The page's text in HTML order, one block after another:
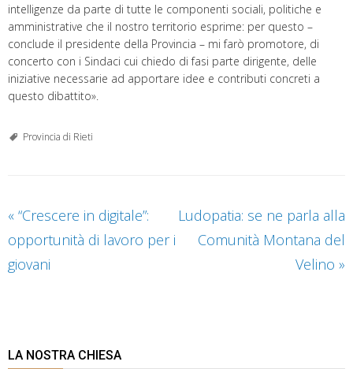
intelligenze da parte di tutte le componenti sociali, politiche e
amministrative che il nostro territorio esprime: per questo –
conclude il presidente della Provincia – mi farò promotore, di
concerto con i Sindaci cui chiedo di fasi parte dirigente, delle
iniziative necessarie ad apportare idee e contributi concreti a
questo dibattito».
Provincia di Rieti
« “Crescere in digitale”:
opportunità di lavoro per i
giovani
Ludopatia: se ne parla alla
Comunità Montana del
Velino »
LA NOSTRA CHIESA